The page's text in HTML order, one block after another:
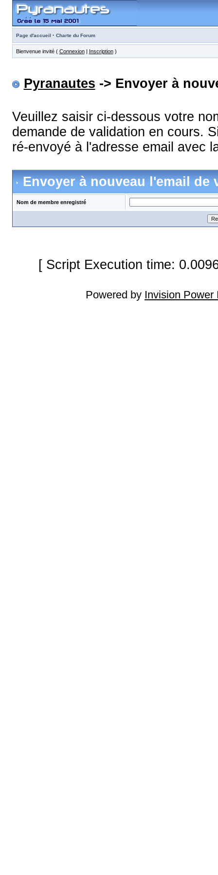
Page d'accueil · Charte du Forum
Bienvenue invité ( Connexion| Inscription)
Pyranautes -> Envoyer à
Veuillez saisir ci-dessous votre
demande de validation en cours.
ré-envoyé à l'adresse email avec
Envoyer à nouveau l'email de
Nom de membre enregistré
[ Script Execution time:
Powered by Invision Power